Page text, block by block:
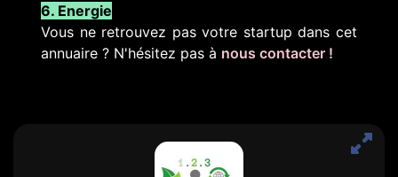
6. Energie
Vous ne retrouvez pas votre startup dans cet
annuaire ? N'hésitez pas à nous contacter !